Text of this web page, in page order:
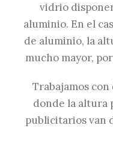
vidrio
aluminio. En el
de aluminio, la
mucho mayor,
Trabajamos con
donde la altura
publicitarios van